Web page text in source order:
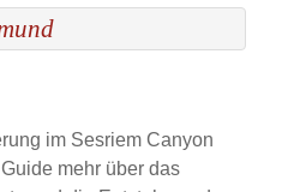
im Sesriem Canyon
mehr über das